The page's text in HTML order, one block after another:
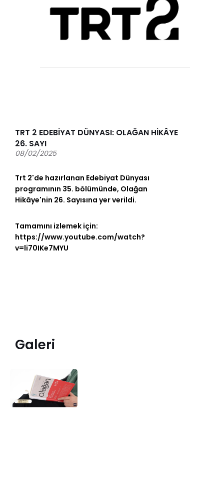
TRT 2 EDEBİYAT DÜNYASI: OLAĞAN HİKÂYE
26. SAYI
08/02/2025
Trt 2'de hazırlanan Edebiyat Dünyası
programının 35. bölümünde, Olağan
Hikâye'nin 26. Sayısına yer verildi.
Tamamını izlemek için:
https://www.youtube.com/watch?
v=li70IKe7MYU
Galeri